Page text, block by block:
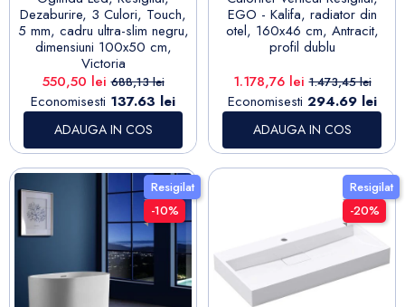
Dezaburire, 3 Culori, Touch,
5 mm, cadru ultra-slim negru,
dimensiuni 100x50 cm,
Victoria
Pret
550,50 leiPret de baza
688,13 lei
Economisesti 137.63 lei
ADAUGA IN COS
EGO - Kalifa, radiator din
otel, 160x46 cm, Antracit,
profil dublu
Pret
1.178,76 leiPret de baza
1.473,45 lei
Economisesti 294.69 lei
ADAUGA IN COS
Resigilat
-10%
Resigilat
-20%